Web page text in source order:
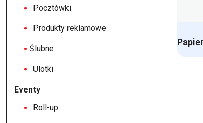
Pocztówki
Produkty reklamowe
Ślubne
Ulotki
Eventy
Roll-up